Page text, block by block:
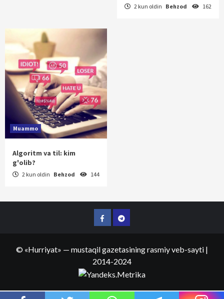
2 kun oldin Behzod 162
Muammo
Algoritm va til: kim
g'olib?
2 kun oldin Behzod 144
FacebookTelegram
© «Hurriyat» — mustaqil gazetasining rasmiy veb-sayti |
2014-2024